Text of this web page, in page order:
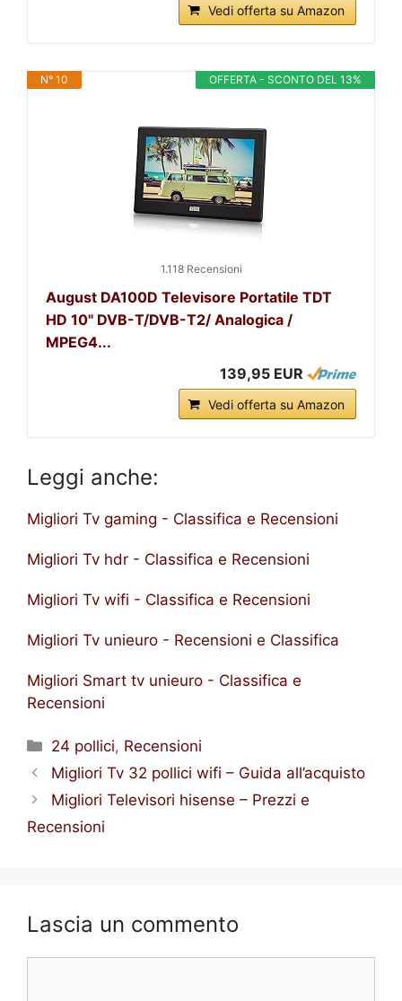
Vedi offerta su Amazon
OFFERTA - SCONTO DEL 13%
N° 10
1.118 Recensioni
August DA100D Televisore Portatile TDT
HD 10" DVB-T/DVB-T2/ Analogica /
MPEG4...
139,95 EUR
Vedi offerta su Amazon
Leggi anche:
Migliori Tv gaming - Classifica e Recensioni
Migliori Tv hdr - Classifica e Recensioni
Migliori Tv wifi - Classifica e Recensioni
Migliori Tv unieuro - Recensioni e Classifica
Migliori Smart tv unieuro - Classifica e
Recensioni
Categorie
24 pollici, Recensioni
Migliori Tv 32 pollici wifi – Guida all’acquisto
Migliori Televisori hisense – Prezzi e
Recensioni
Lascia un commento